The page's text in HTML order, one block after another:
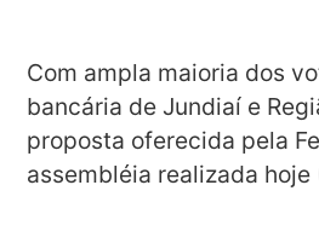
Com ampla maioria dos
bancária de Jundiaí e
proposta oferecida pela
assembléia realizada